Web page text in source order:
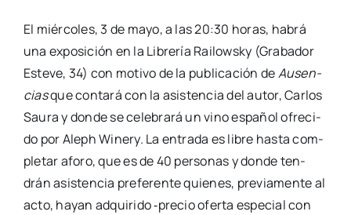
El miér­co­les, 3 de mayo, a las 20:30 horas, habrá
una expo­si­ción en la Libre­ría Rai­lowsky (Gra­ba­dor
Este­ve, 34) con moti­vo de la publi­ca­ción deAusen­
ciasque con­ta­rá con la asis­ten­cia del autor, Car­los
Sau­ra y don­de se cele­bra­rá un vino espa­ñol ofre­ci­
do por Aleph Winery. La entra­da es libre has­ta com­
ple­tar afo­ro, que es de 40 per­so­nas y don­de ten­
drán asis­ten­cia pre­fe­ren­te quie­nes, pre­via­men­te al
acto, hayan adqui­ri­do ‑pre­cio ofer­ta espe­cial con